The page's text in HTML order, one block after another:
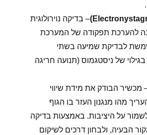
– בדיקה נוירולוגית
להערכת תפקודה של המערכת
לבדיקת שמיעה בשתי
בגילוי של ניסטגמוס (תנועה חריגה
מכשיר הבודק את מידת שיווי
מהו מנגנון העזר בו הגוף
על היציבות. באמצעות בדיקה
הבעיה, ולבחון דרכים לשיקום